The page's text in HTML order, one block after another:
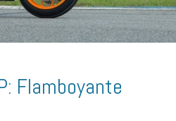
Flamboyante